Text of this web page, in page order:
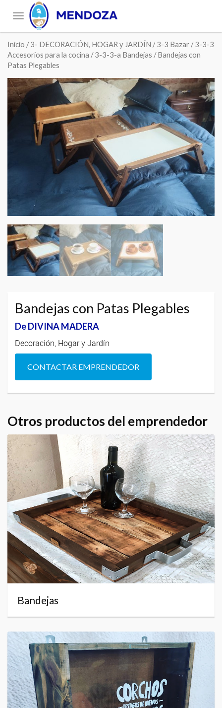
Toggle
navigation
Inicio /3- DECORACIÓN, HOGAR y JARDÍN /3-3 Bazar /3-3-3
Accesorios para la cocina /3-3-3-a Bandejas / Bandejas con
Patas Plegables
Bandejas con Patas Plegables
De DIVINA MADERA
Decoración, Hogar y Jardín
CONTACTAR EMPRENDEDOR
Otros productos del emprendedor
Bandejas